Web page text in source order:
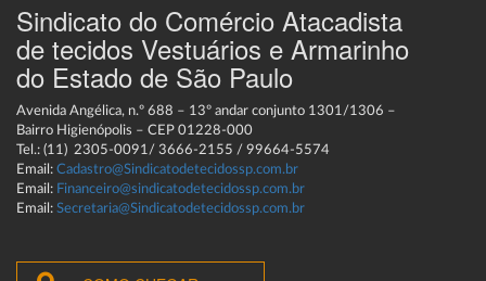
Sindicato do Comércio Atacadista
de tecidos Vestuários e Armarinho
do Estado de São Paulo
Avenida Angélica, n.º 688 – 13º andar conjunto 1301/1306 –
Bairro Higienópolis – CEP 01228-000
Tel.: (11) 2305-0091/ 3666-2155 / 99664-5574
Email: Cadastro@Sindicatodetecidossp.com.br
Email: Financeiro@sindicatodetecidossp.com.br
Email: Secretaria@Sindicatodetecidossp.com.br